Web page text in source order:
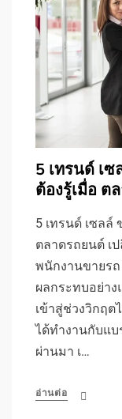
5 เทรนด์ เ
ต้องรู้เมื่อ ต
5 เทรนด์ เซลล์
ตลาดรถยนต์ เ
พนักงานขายร
ผลกระทบอย่า
เข้าสู่ช่วงวิกฤต
ได้ทำงานกับแ
ผ่านมา เ…
อ่านต่อ